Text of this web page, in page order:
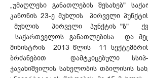
„უმაღლესი განათლების შესახებ"
კანონის 23-ე მუხლის პირველი
მუხლის პირველი პუნქტის "ზ"
საქართველოს განათლებისა და
მინისტრის 2013 წლის 11
ბრძანებით დამტკიცებული
ჯავახიშვილის სახელობის თბილისის